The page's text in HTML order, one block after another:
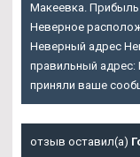
Макеевка. Прибыль
Неверное
Неверный адрес
правильный
приняли ваше
отзыв оставил(а)